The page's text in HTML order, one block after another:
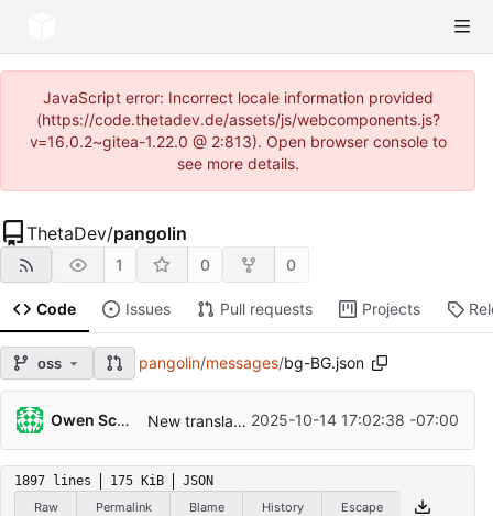
JavaScript error: Incorrect locale information provided
(https://code.thetadev.de/assets/js/webcomponents.js?
v=16.0.2~gitea-1.22.0 @ 2:813). Open browser console to
see more details.
ThetaDev/pangolin
1 0 0
Code Issues Pull requests Projects
oss pangolin/messages/bg-BG.json
Owen Schwartz New translations en-us.json (Bulgarian) 2025-10-14 17:02:38 -07:00
1897 lines 175 KiB
JSON
Raw
Permalink Blame History Escape